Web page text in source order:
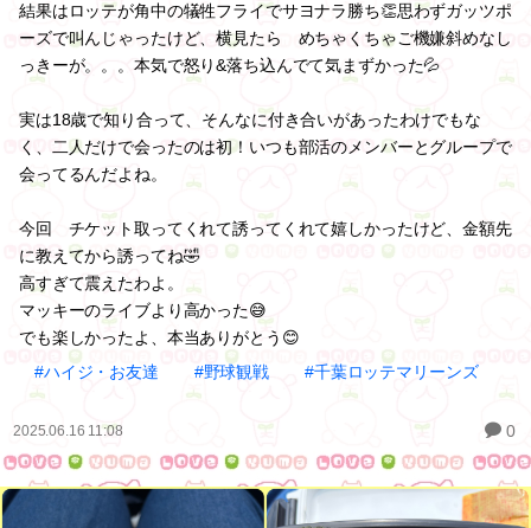
結果はロッテが角中の犠牲フライでサヨナラ勝ち👏思わずガッツポ
ーズで叫んじゃったけど、横見たら めちゃくちゃご機嫌斜めなし
っきーが。。。本気で怒り&落ち込んでて気まずかった💦
実は18歳で知り合って、そんなに付き合いがあったわけでもな
く、二人だけで会ったのは初！いつも部活のメンバーとグループで
会ってるんだよね。
今回 チケット取ってくれて誘ってくれて嬉しかったけど、金額先
に教えてから誘ってね🤣
高すぎて震えたわよ。
マッキーのライブより高かった😅
でも楽しかったよ、本当ありがとう😊
#ハイジ・お友達
#野球観戦 #千葉ロッテマリーンズ
2025.06.16 11:08 0